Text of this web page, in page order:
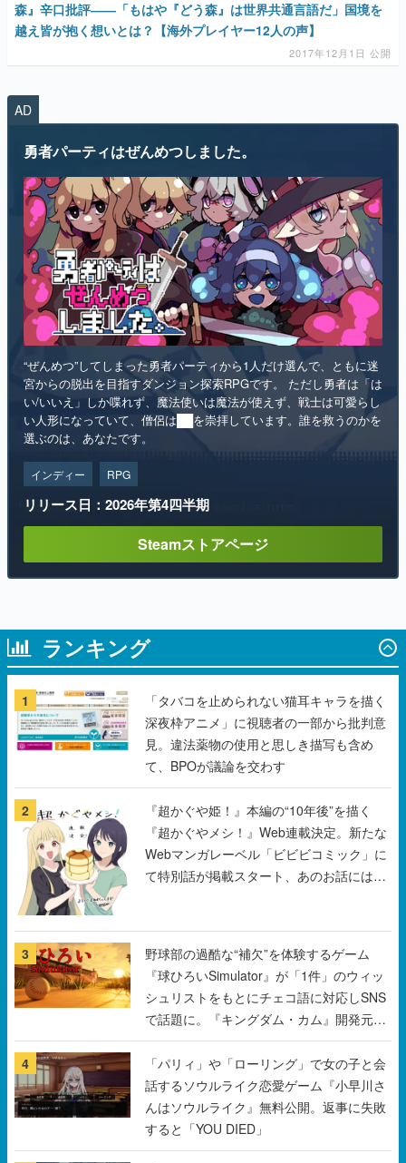
AD
“ぜんめつ”してしまった勇者パーティから1人だけ選んで、ともに迷
宮からの脱出を目指すダンジョン探索RPGです。 ただし勇者は「は
い/いいえ」しか喋れず、魔法使いは魔法が使えず、戦士は可愛らし
い人形になっていて、僧侶は██を崇拝しています。誰を救うのかを
選ぶのは、あなたです。
インディー RPG
リリース日：2026年第4四半期
ランキング
1
「タバコを止められない猫耳キャラを描く
深夜枠アニメ」に視聴者の一部から批判意
見。違法薬物の使用と思しき描写も含め
て、BPOが議論を交わす
2
『超かぐや姫！』本編の“10年後”を描く
『超かぐやメシ！』Web連載決定。新たな
Webマンガレーベル「ビビビコミック」に
て特別話が掲載スタート、あのお話には…
まだ続きがある！
3
野球部の過酷な“補欠”を体験するゲーム
シュリストをもとにチェコ語に対応しSNS
で話題に。『キングダム・カム』開発元や
チェコのプロ野球選手から称賛の声
4
「パリィ」や「ローリング」で女の子と会
話するソウルライク恋愛ゲーム『小早川さ
んはソウルライク』無料公開。返事に失敗
すると「YOU DIED」
5
『ファイナルファンタジーⅦ リベレーショ
ン』の新映像が8月26日早朝に公開へ。
『FF7』リメイクシリーズの完結編、